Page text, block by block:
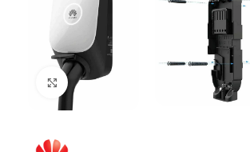
Click to enlarge